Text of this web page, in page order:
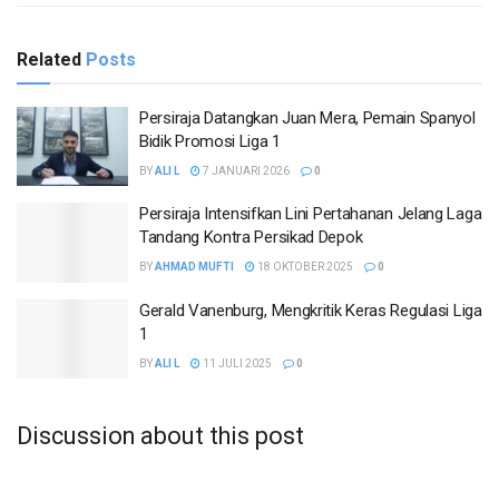
Related Posts
Persiraja Datangkan Juan Mera, Pemain Spanyol
Bidik Promosi Liga 1
BYALI L 7 JANUARI 2026 0
Persiraja Intensifkan Lini Pertahanan Jelang Laga
Tandang Kontra Persikad Depok
BYAHMAD MUFTI 18 OKTOBER 2025 0
Gerald Vanenburg, Mengkritik Keras Regulasi Liga
1
BYALI L 11 JULI 2025 0
Discussion about this post